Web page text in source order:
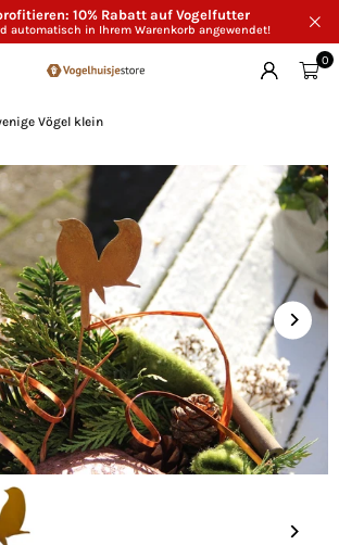
10% Rabatt auf Vogelfutter
automatisch in Ihrem Warenkorb angewendet!
0
Vögel klein